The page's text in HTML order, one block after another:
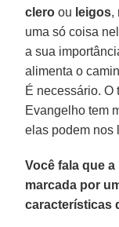
clero ou leigos,
uma só coisa
a sua
alimenta o
É necessário.
Evangelho tem
elas podem nos
Você fala que
marcada por
características